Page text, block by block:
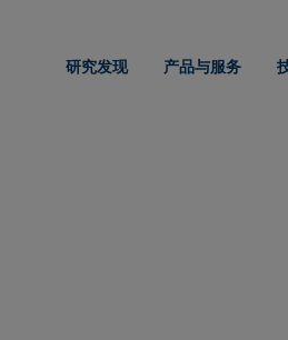
研究发现 产品与服务